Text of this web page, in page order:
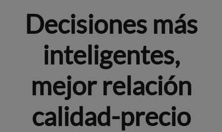
Decisiones más
inteligentes,
mejor relación
calidad-precio